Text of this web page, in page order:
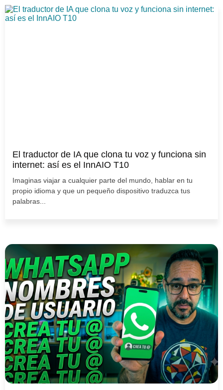
El traductor de IA que clona tu voz y funciona sin
internet: así es el InnAIO T10
Imaginas viajar a cualquier parte del mundo, hablar en tu
propio idioma y que un pequeño dispositivo traduzca tus
palabras...